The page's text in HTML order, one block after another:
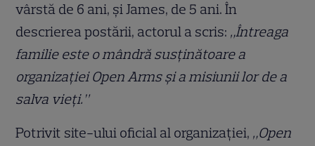
vârstă de 6 ani, și James, de 5 ani. În
descrierea postării, actorul a scris: „Întreaga
familie este o mândră susținătoare a
organizației Open Arms și a misiunii lor de a
salva vieți.”
Potrivit site-ului oficial al organizației, „Open